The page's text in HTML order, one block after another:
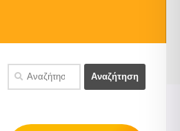
Αναζήτηση
για: